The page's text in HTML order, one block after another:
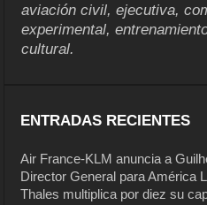
aviación civil, ejecutiva,
experimental,
cultural.
ENTRADAS RECIENTES
Air France-KLM anuncia a
Director General para América
Thales multiplica por diez su